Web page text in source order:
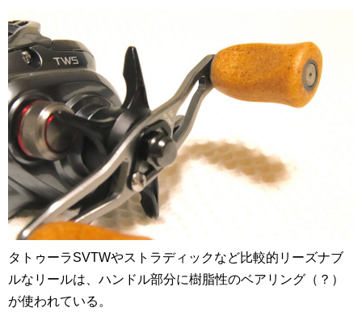
タトゥーラSVTWやストラディックなど比較的リーズナブ
ルなリールは、ハンドル部分に樹脂性のベアリング（？）
が使われている。